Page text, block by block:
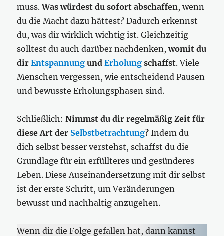
muss.Was würdest du sofort abschaffen, wenn
du die Macht dazu hättest? Dadurch erkennst
du, was dir wirklich wichtig ist. Gleichzeitig
solltest du auch darüber nachdenken,womit du
dirEntspannung undErholung schaffst. Viele
Menschen vergessen, wie entscheidend Pausen
und bewusste Erholungsphasen sind.
Schließlich:Nimmst du dir regelmäßig Zeit für
diese Art der Selbstbetrachtung? Indem du
dich selbst besser verstehst, schaffst du die
Grundlage für ein erfüllteres und gesünderes
Leben. Diese Auseinandersetzung mit dir selbst
ist der erste Schritt, um Veränderungen
bewusst und nachhaltig anzugehen.
Wenn dir die Folge gefallen hat, dann kannst